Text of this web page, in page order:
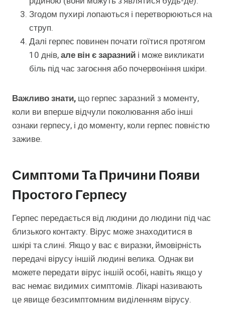
Згодом пухирі лопаються і перетворюються на
струп.
Далі герпес повинен почати гоїтися протягом
10 днів,але він є заразний і може викликати
біль під час загоєння або почервоніння шкіри.
Важливо знати, що герпес заразний з моменту,
коли ви вперше відчули поколювання або інші
ознаки герпесу, і до моменту, коли герпес повністю
заживе.
Симптоми Та Причини Появи
Простого Герпесу
Герпес передається від людини до людини під час
близького контакту. Вірус може знаходитися в
шкірі та слині. Якщо у вас є виразки, ймовірність
передачі вірусу іншій людині велика. Однак ви
можете передати вірус іншій особі, навіть якщо у
вас немає видимих симптомів. Лікарі називають
це явище безсимптомним виділенням вірусу.